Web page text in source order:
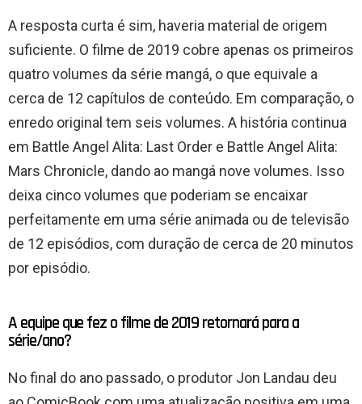
A resposta curta é sim, haveria material de origem
suficiente. O filme de 2019 cobre apenas os primeiros
quatro volumes da série mangá, o que equivale a
cerca de 12 capítulos de conteúdo. Em comparação, o
enredo original tem seis volumes. A história continua
em Battle Angel Alita: Last Order e Battle Angel Alita:
Mars Chronicle, dando ao mangá nove volumes. Isso
deixa cinco volumes que poderiam se encaixar
perfeitamente em uma série animada ou de televisão
de 12 episódios, com duração de cerca de 20 minutos
por episódio.
A equipe que fez o filme de 2019 retornará para a
série/ano?
No final do ano passado, o produtor Jon Landau deu